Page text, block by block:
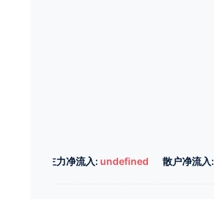
主力净流入: undefined 散户净流入: